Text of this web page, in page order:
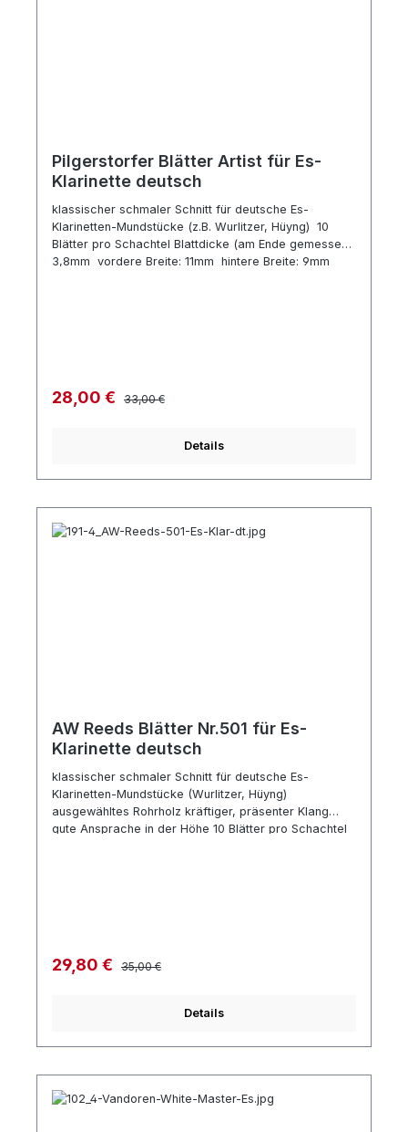
Pilgerstorfer Blätter Artist für Es-
Klarinette deutsch
klassischer schmaler Schnitt für deutsche Es-
Klarinetten-Mundstücke (z.B. Wurlitzer, Hüyng) 10
Blätter pro Schachtel Blattdicke (am Ende gemessen):
3,8mm vordere Breite: 11mm hintere Breite: 9mm
Verkaufspreis:
28,00 € Regulärer Preis:
33,00 €
Details
AW Reeds Blätter Nr.501 für Es-
Klarinette deutsch
klassischer schmaler Schnitt für deutsche Es-
Klarinetten-Mundstücke (Wurlitzer, Hüyng)
ausgewähltes Rohrholz kräftiger, präsenter Klang
gute Ansprache in der Höhe 10 Blätter pro Schachtel
Verkaufspreis:
29,80 € Regulärer Preis:
35,00 €
Details